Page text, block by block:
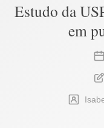
Estudo da
em